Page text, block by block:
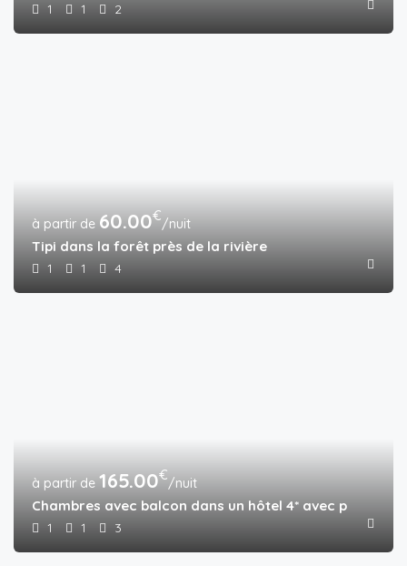
1 1 2
60.00€/nuit
Tipi dans la forêt près de la rivière
1 1 4
165.00€/nuit
Chambres avec balcon dans un hôtel 4* avec piscine et
1 1 3